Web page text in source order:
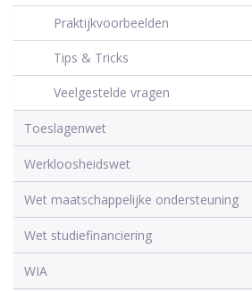
Praktijkvoorbeelden
Tips & Tricks
Veelgestelde vragen
Toeslagenwet
Werkloosheidswet
Wet maatschappelijke ondersteuning
Wet studiefinanciering
WIA